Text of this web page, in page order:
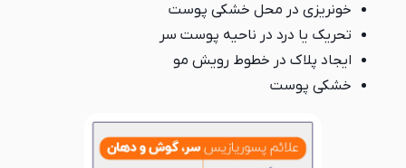
خونریزی در محل خشکی پوست
تحریک یا درد در ناحیه پوست سر
ایجاد پلاک در خطوط رویش مو
خشکی پوست